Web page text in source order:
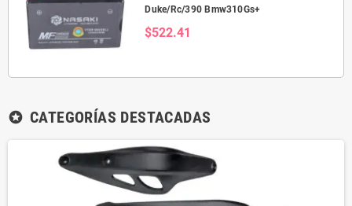
Duke/Rc/390 Bmw310Gs+
$522.41
stars CATEGORÍAS DESTACADAS